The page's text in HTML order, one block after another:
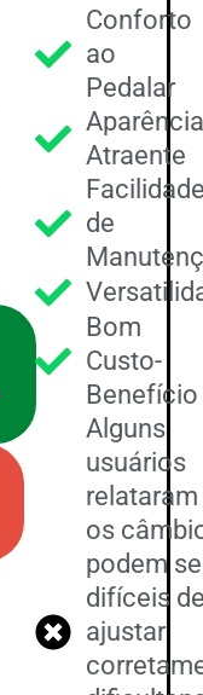
Conforto
ao
Pedalar
Atraente
de
Bom
Custo-
Benefício
Alguns
usuários
os
podem
difíceis
ajustar